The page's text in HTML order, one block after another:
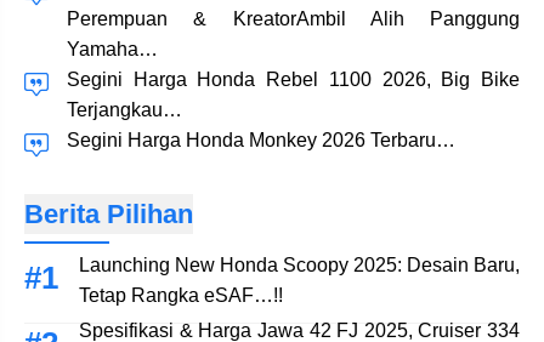
Perempuan & KreatorAmbil Alih Panggung
Yamaha…
Segini Harga Honda Rebel 1100 2026, Big Bike
Terjangkau…
Segini Harga Honda Monkey 2026 Terbaru…
Berita Pilihan
Launching New Honda Scoopy 2025: Desain Baru,
Tetap Rangka eSAF…!!
Spesifikasi & Harga Jawa 42 FJ 2025, Cruiser 334